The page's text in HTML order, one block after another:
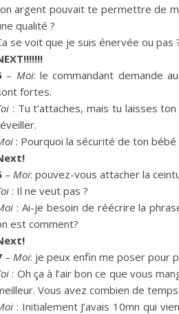
argent pouvait te permettre de
qualité ?
se voit que je suis énervée ou pas
!!!!!!!
– Moi: le commandant demande
fortes.
: Tu t’attaches, mais tu laisses
: Pourquoi la sécurité de ton bébé
– Moi: pouvez-vous attacher la
: Il ne veut pas ?
: Ai-je besoin de réécrire la
est comment?
– Moi: je peux enfin me poser pour
: Oh ça à l’air bon ce que vous
Vous avez combien de
: InitialementJ’avais 10mn qui